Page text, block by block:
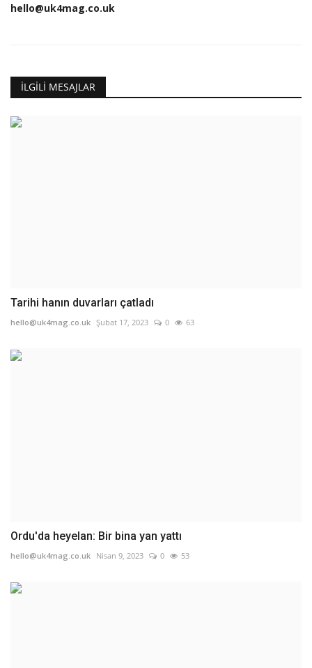
hello@uk4mag.co.uk
İLGILI MESAJLAR
Tarihi hanın duvarları çatladı
hello@uk4mag.co.uk Şubat 17, 2023 0 63
Ordu'da heyelan: Bir bina yan yattı
hello@uk4mag.co.uk Nisan 9, 2023 0 53